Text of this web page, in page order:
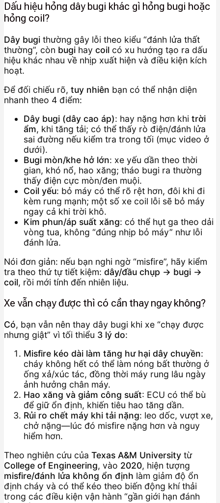
Dấu hiệu hỏng dây bugi khác gì hỏng bugi hoặc
hỏng coil?
Dây bugi thường gây lỗi theo kiểu “đánh lửa thất
thường”, còn bugi hay coil có xu hướng tạo ra dấu
hiệu khác nhau về nhịp xuất hiện và điều kiện kích
hoạt.
Để đối chiếu rõ, tuy nhiên bạn có thể nhận diện
nhanh theo 4 điểm:
Dây bugi (dây cao áp): hay nặng hơn khi trời
ẩm, khi tăng tải; có thể thấy rò điện/đánh lửa
sai đường nếu kiểm tra trong tối (mục video ở
dưới).
Bugi mòn/khe hở lớn: xe yếu dần theo thời
gian, khó nổ, hao xăng; tháo bugi ra thường
thấy điện cực mòn/đen muội.
Coil yếu: bỏ máy có thể rõ rệt hơn, đôi khi đi
kèm rung mạnh; một số xe coil lỗi sẽ bỏ máy
ngay cả khi trời khô.
Kim phun/áp suất xăng: có thể hụt ga theo dải
vòng tua, không “đúng nhịp bỏ máy” như lỗi
đánh lửa.
Nói đơn giản: nếu bạn nghi ngờ “misfire”, hãy kiểm
tra theo thứ tự tiết kiệm: dây/đầu chụp → bugi →
coil, rồi mới tính đến nhiên liệu.
Xe vẫn chạy được thì có cần thay ngay không?
Có, bạn vẫn nên thay dây bugi khi xe “chạy được
nhưng giật” vì tối thiểu 3 lý do:
Misfire kéo dài làm tăng hư hại dây chuyền:
cháy không hết có thể làm nóng bất thường ở
ống xả/xúc tác, đồng thời máy rung lâu ngày
ảnh hưởng chân máy.
Hao xăng và giảm công suất: ECU có thể bù
để giữ ổn định, khiến tiêu hao tăng dần.
Rủi ro chết máy khi tải nặng: leo dốc, vượt xe,
chở nặng—lúc đó misfire nặng hơn và nguy
hiểm hơn.
Theo nghiên cứu của Texas A&M University từ
College of Engineering, vào 2020, hiện tượng
misfire/đánh lửa không ổn định làm giảm độ ổn
định cháy và có thể kéo theo biến động khí thải
trong các điều kiện vận hành “gần giới hạn đánh